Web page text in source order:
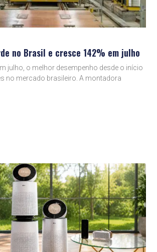
no Brasil e cresce 142% em julho
julho, o melhor desempenho desde o início
no mercado brasileiro. A montadora